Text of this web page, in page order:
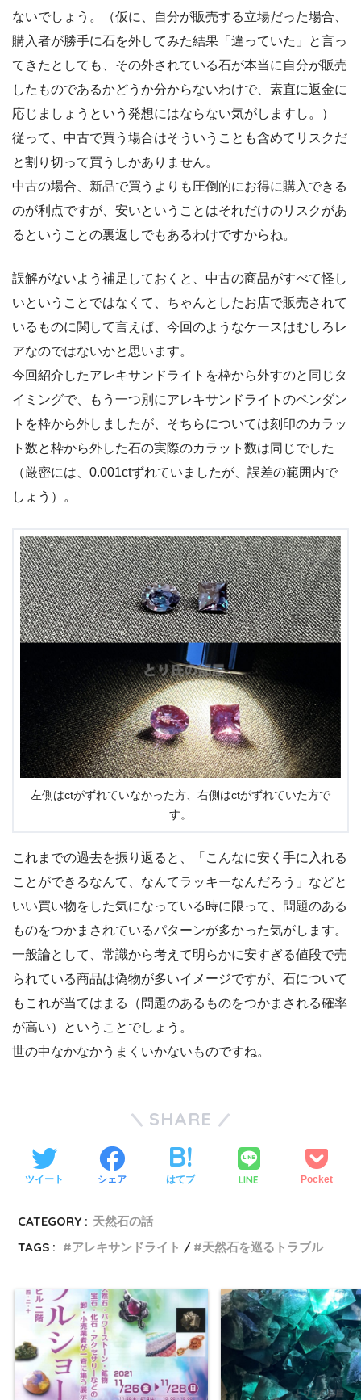
ないでしょう。（仮に、自分が販売する立場だった場合、
購入者が勝手に石を外してみた結果「違っていた」と言っ
てきたとしても、その外されている石が本当に自分が販売
したものであるかどうか分からないわけで、素直に返金に
応じましょうという発想にはならない気がしますし。）
従って、中古で買う場合はそういうことも含めてリスクだ
と割り切って買うしかありません。
中古の場合、新品で買うよりも圧倒的にお得に購入できる
のが利点ですが、安いということはそれだけのリスクがあ
るということの裏返しでもあるわけですからね。
誤解がないよう補足しておくと、中古の商品がすべて怪し
いということではなくて、ちゃんとしたお店で販売されて
いるものに関して言えば、今回のようなケースはむしろレ
アなのではないかと思います。
今回紹介したアレキサンドライトを枠から外すのと同じタ
イミングで、もう一つ別にアレキサンドライトのペンダン
トを枠から外しましたが、そちらについては刻印のカラッ
ト数と枠から外した石の実際のカラット数は同じでした
（厳密には、0.001ctずれていましたが、誤差の範囲内で
しょう）。
左側はctがずれていなかった方、右側はctがずれていた方で
す。
これまでの過去を振り返ると、「こんなに安く手に入れる
ことができるなんて、なんてラッキーなんだろう」などと
いい買い物をした気になっている時に限って、問題のある
ものをつかまされているパターンが多かった気がします。
一般論として、常識から考えて明らかに安すぎる値段で売
られている商品は偽物が多いイメージですが、石について
もこれが当てはまる（問題のあるものをつかまされる確率
が高い）ということでしょう。
世の中なかなかうまくいかないものですね。
SHARE
ツイート シェア はてブ LINE Pocket
CATEGORY : 天然石の話
TAGS :
アレキサンドライト 天然石を巡るトラブル